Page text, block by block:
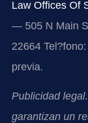
Law Offices Of
— 505 N Main
22664
previa.
Publicidad
garantizan un